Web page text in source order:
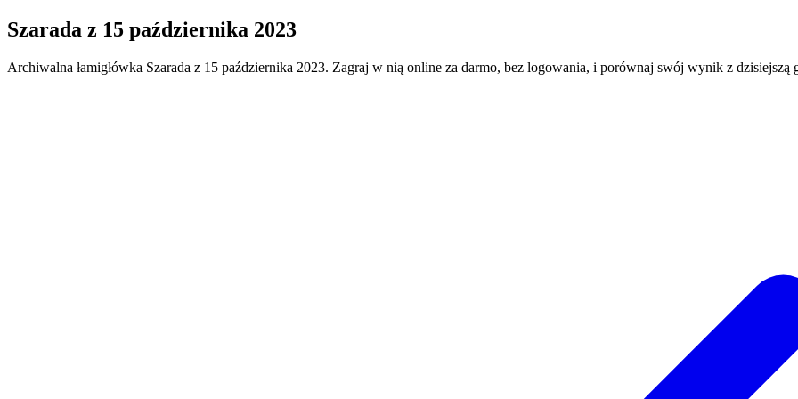
Szarada z 15 października 2023
Archiwalna łamigłówka Szarada z 15 października 2023. Zagraj w nią online za darmo, bez logowania, i porównaj swój wynik z dzisiejszą